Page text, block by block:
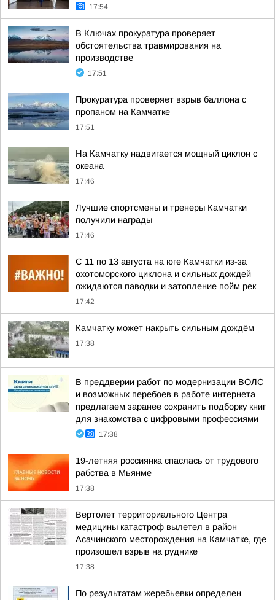
17:54
В Ключах прокуратура проверяет
обстоятельства травмирования на
производстве
17:51
Прокуратура проверяет взрыв баллона с
пропаном на Камчатке
17:51
На Камчатку надвигается мощный циклон с
океана
17:46
Лучшие спортсмены и тренеры Камчатки
получили награды
17:46
С 11 по 13 августа на юге Камчатки из-за
охотоморского циклона и сильных дождей
ожидаются паводки и затопление пойм рек
17:42
Камчатку может накрыть сильным дождём
17:38
В преддверии работ по модернизации ВОЛС
и возможных перебоев в работе интернета
предлагаем заранее сохранить подборку книг
для знакомства с цифровыми профессиями
17:38
19-летняя россиянка спаслась от трудового
рабства в Мьянме
17:38
Вертолет территориального Центра
медицины катастроф вылетел в район
Асачинского месторождения на Камчатке, где
произошел взрыв на руднике
17:38
По результатам жеребьевки определен